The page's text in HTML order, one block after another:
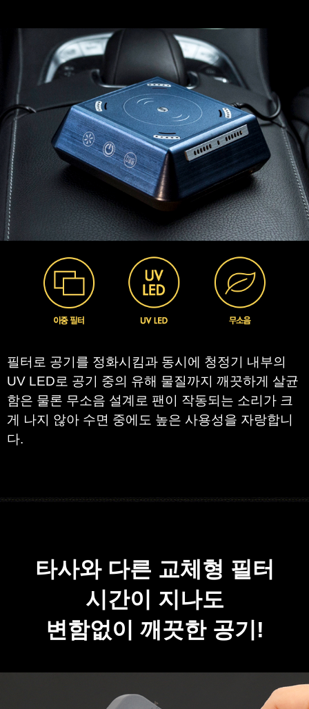
필터로 공기를 정화시킴과 동시에 청정기 내부의
UV LED로 공기 중의 유해 물질까지 깨끗하게 살균
함은 물론 무소음 설계로 팬이 작동되는 소리가 크
게 나지 않아 수면 중에도 높은 사용성을 자랑합니
다.
타사와 다른 교체형 필터
시간이 지나도
변함없이 깨끗한 공기!